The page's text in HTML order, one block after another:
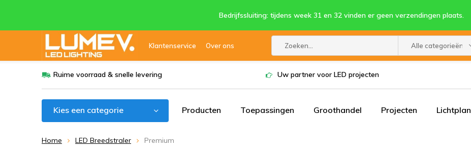
Klantenservice Over ons Alle categorieën
Bedrijfssluiting: tijdens week 31 en 32 vinden er geen verzendingen plaats.
Ruime voorraad & snelle levering Uw partner voor LED projecten
Kies een categorie Producten Toepassingen Groothandel Projecten Lichtplan
Home
LED Breedstraler Premium